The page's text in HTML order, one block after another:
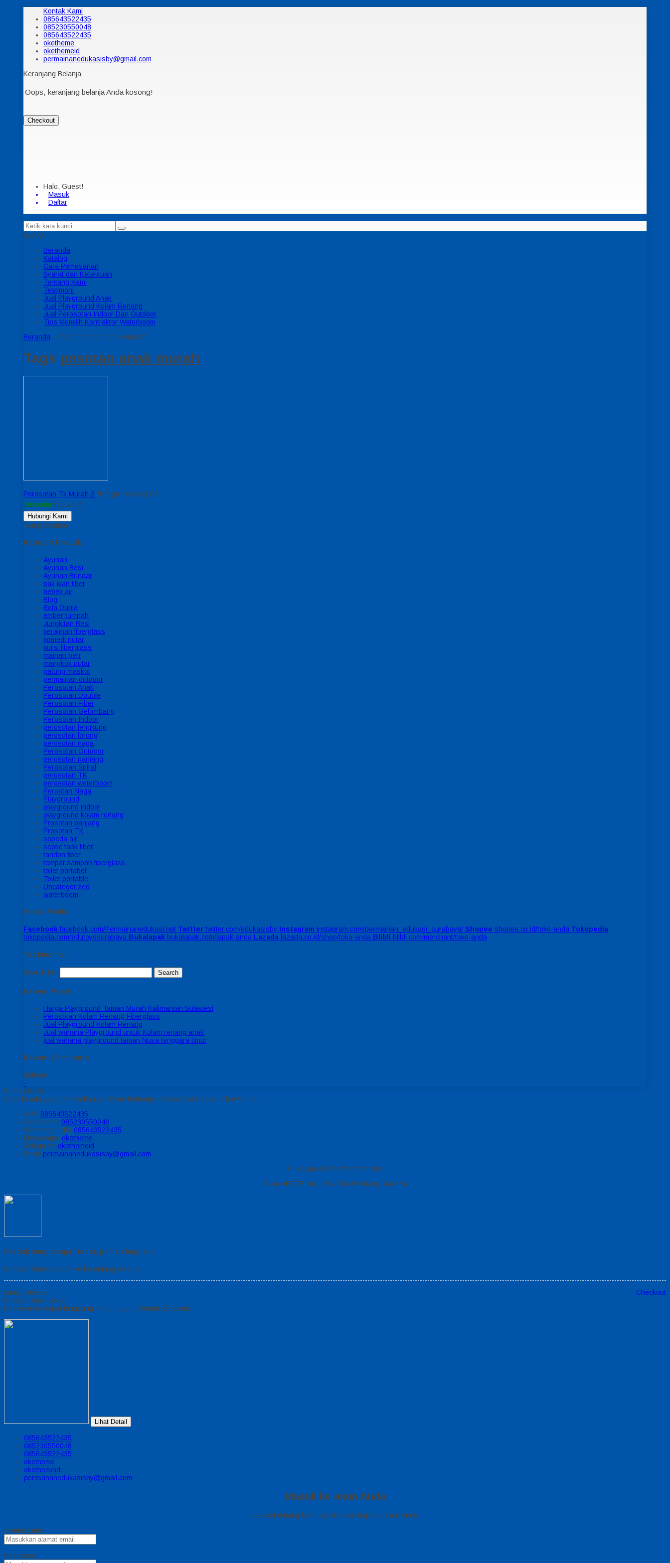
Kontak Kami
085643522435
085230550048
085643522435
oketheme
okethemeid
permainanedukasisby@gmail.com
Keranjang Belanja
Oops, keranjang belanja Anda kosong!
Checkout
Halo, Guest!
Masuk
Daftar
MENU
Beranda
Katalog
Cara Pemesanan
Syarat dan Ketentuan
Tentang Kami
Testimoni
Jual Playground Anak
Jual Playground Kolam Renang
Jual Perosotan Indoor Dan Outdoor
Tips Memilih Kontraktor Waterboom
Beranda » Tags "pesotan anak murah"
Tags pesotan anak murah
Perosotan Tk Murah 2 *Harga Hubungi CS
Tersedia / kode 26
Hubungi Kami
Tutup Sidebar
Kategori Produk
Ayunan
Ayunan Besi
Ayunan Bundar
bak ikan fiber
bebek air
Blog
Bola Dunia
ember tumpah
Jungkitan Besi
kerajinan fiberglass
komedi putar
kursi fiberglass
mainan perr
mangkok putar
patung maskot
permainan outdoor
Perosotan Anak
Perosotan Double
Perosotan Fiber
Perosotan Gelombang
Perosotan Indoor
perosotan lengkung
perosotan lorong
perosotan naga
Perosotan Outdoor
perosotan panjang
Perosotan Spiral
perosotan TK
perosotan waterboom
Perostan Naga
Playground
playground indoor
playground kolam renang
Prosotan panjang
Prosotan TK
sepeda air
septic tank fiber
tandon fiber
tempat sampah fiberglass
toilet portabel
Toilet portable
Uncategorized
waterboom
Social Media
Facebook facebook.com/Permainanedukasi.net Twitter twitter.com/edukasisby Instagram instagram.com/permainan_edukasi_surabaya/ Shopee shopee.co.id/toko-anda Tokopedia
tokopedia.com/edutoyssurabaya Bukalapak bukalapak.com/lapak-anda Lazada lazada.co.id/shop/toko-anda Blibli blibli.com/merchant/toko-anda
Testimonial
Search for:
Recent Posts
Harga Playground Taman Murah Kalimantan Sulawesi
Perosotan Kolam Renang Fiberglass
Jual Playground Kolam Renang
Jual wahana Playground untuk Kolam renang anak
jual wahana playground taman Nusa tenggara timur
Recent Comments
Sidebar
-
Kontak Kami
Apabila ada yang ditanyakan, silahkan hubungi kami melalui kontak di bawah ini.
SMS 085643522435
Call Center 085230550048
Whatsapp Icha 085643522435
Messenger oketheme
Telegrram okethemeid
Email permainanedukasisby@gmail.com
Buka jam 08.00 s/d jam 21.00
Ruko ABCDE No. 123 - Tanah Abang, Jakarta
Produk yang sangat tepat, pilihan bagus..!
Berhasil ditambahkan ke keranjang belanja
Lanjut Belanja
Checkout
Produk Quick Order
Pemesanan dapat langsung menghubungi kontak dibawah:
Lihat Detail
085643522435
085230550048
085643522435
oketheme
okethemeid
permainanedukasisby@gmail.com
Masuk ke akun Anda
Selamat datang kembali, silahkan login ke akun Anda.
Alamat Email
Password